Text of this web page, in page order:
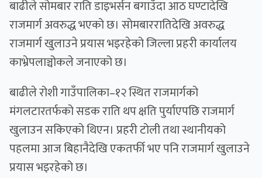
बाढीले सोमबार राति डाइभर्सन बगाउँदा आठ घण्टादेखि
राजमार्ग अवरुद्ध भएको छ। सोमबाररातिदेखि अवरुद्ध
राजमार्ग खुलाउने प्रयास भइरहेको जिल्ला प्रहरी कार्यालय
काभ्रेपलाञ्चोकले जनाएको छ।
बाढीले रोशी गाउँपालिका–१२ स्थित राजमार्गको
मंगलटारतर्फको सडक राति थप क्षति पुर्याएपछि राजमार्ग
खुलाउन सकिएको थिएन। प्रहरी टोली तथा स्थानीयको
पहलमा आज बिहानैदेखि एकतर्फी भए पनि राजमार्ग खुलाउने
प्रयास भइरहेको छ।